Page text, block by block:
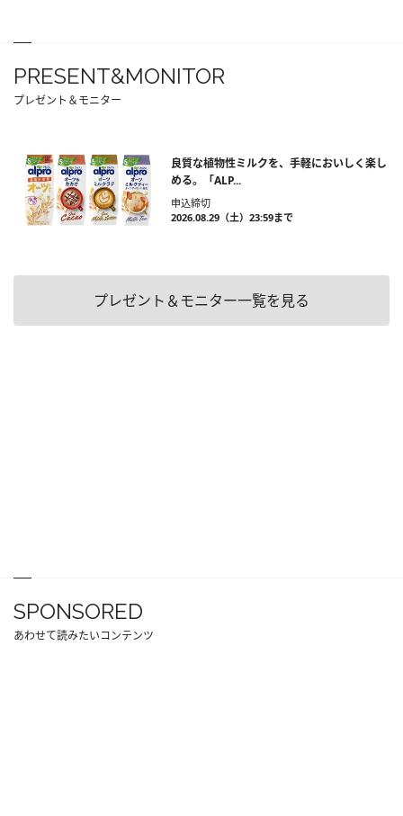
PRESENT&MONITOR
プレゼント＆モニター
良質な植物性ミルクを、手軽においしく楽し
める。「ALP...
申込締切
2026.08.29（土）23:59まで
プレゼント＆モニター一覧を見る
SPONSORED
あわせて読みたいコンテンツ